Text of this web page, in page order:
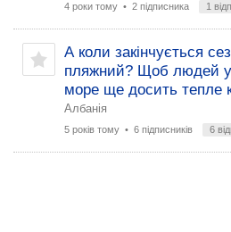
4 роки тому • 2 підписника 1
А коли закінчується
пляжний? Щоб людей
море ще досить тепле
Албанія
5 років тому • 6 підписників 6